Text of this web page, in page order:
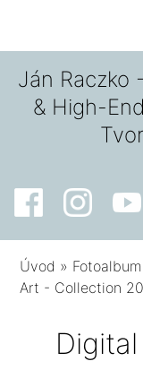
Ján Raczko
& High-
Úvod » Fotoalbum
Art - Collection